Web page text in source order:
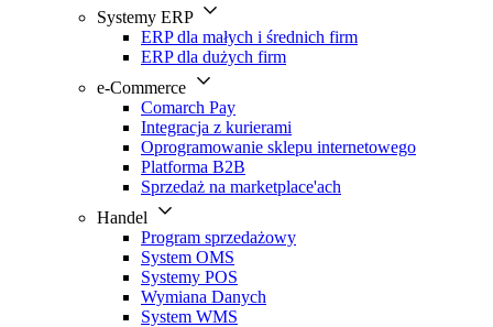
Systemy ERP
ERP dla małych i średnich firm
ERP dla dużych firm
e-Commerce
Comarch Pay
Integracja z kurierami
Oprogramowanie sklepu internetowego
Platforma B2B
Sprzedaż na marketplace'ach
Handel
Program sprzedażowy
System OMS
Systemy POS
Wymiana Danych
System WMS